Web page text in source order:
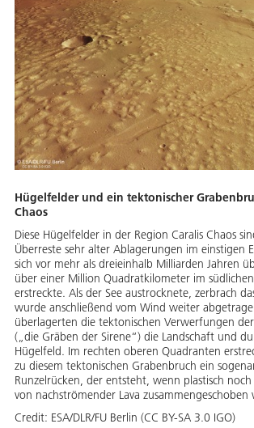
Hügelfelder und ein tektonischer
Chaos
Diese Hügelfelder in der Region Caralis Chaos
Überreste sehr alter Ablagerungen im einstigen
sich vor mehr als dreieinhalb Milliarden Jahren
über einer Million Quadratkilometer im
erstreckte. Als der See austrocknete, zerbrach
wurde anschließend vom Wind weiter
überlagerten die tektonischen Verwerfungen der
(„die Gräben der Sirene“) die Landschaft und
Hügelfeld. Im rechten oberen Quadranten
zu diesem tektonischen Grabenbruch ein
Runzelrücken, der entsteht, wenn plastisch
von nachströmender Lava zusammengeschoben
Credit: ESA/DLR/FU Berlin (CC BY-SA 3.0 IGO)